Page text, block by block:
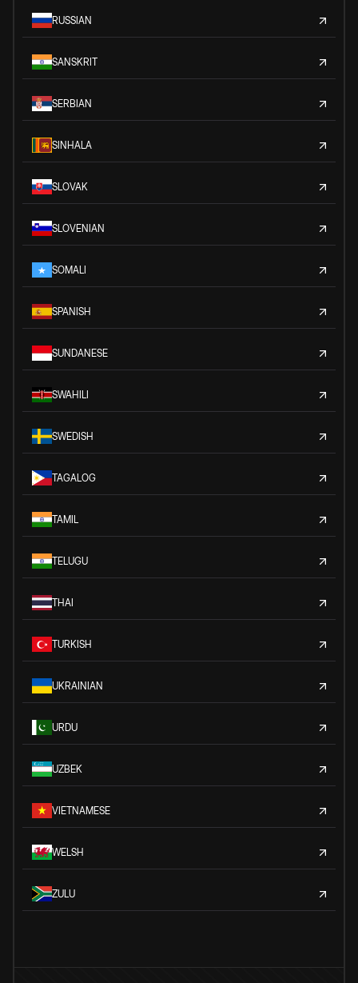
RUSSIAN
SANSKRIT
SERBIAN
SINHALA
SLOVAK
SLOVENIAN
SOMALI
SPANISH
SUNDANESE
SWAHILI
SWEDISH
TAGALOG
TAMIL
TELUGU
THAI
TURKISH
UKRAINIAN
URDU
UZBEK
VIETNAMESE
WELSH
ZULU